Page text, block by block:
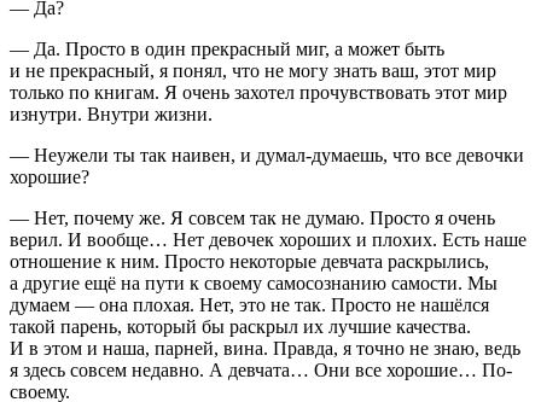
— Да?
— Да. Просто в один прекрасный миг, а может быть
и не прекрасный, я понял, что не могу знать ваш, этот мир
только по книгам. Я очень захотел прочувствовать этот мир
изнутри. Внутри жизни.
— Неужели ты так наивен, и думал-думаешь, что все девочки
хорошие?
— Нет, почему же. Я совсем так не думаю. Просто я очень
верил. И вообще… Нет девочек хороших и плохих. Есть наше
отношение к ним. Просто некоторые девчата раскрылись,
а другие ещё на пути к своему самосознанию самости. Мы
думаем — она плохая. Нет, это не так. Просто не нашёлся
такой парень, который бы раскрыл их лучшие качества.
И в этом и наша, парней, вина. Правда, я точно не знаю, ведь
я здесь совсем недавно. А девчата… Они все хорошие… По-
своему.